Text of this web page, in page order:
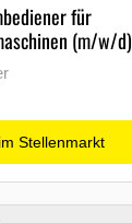
für
(m/w/d)
Stellenmarkt